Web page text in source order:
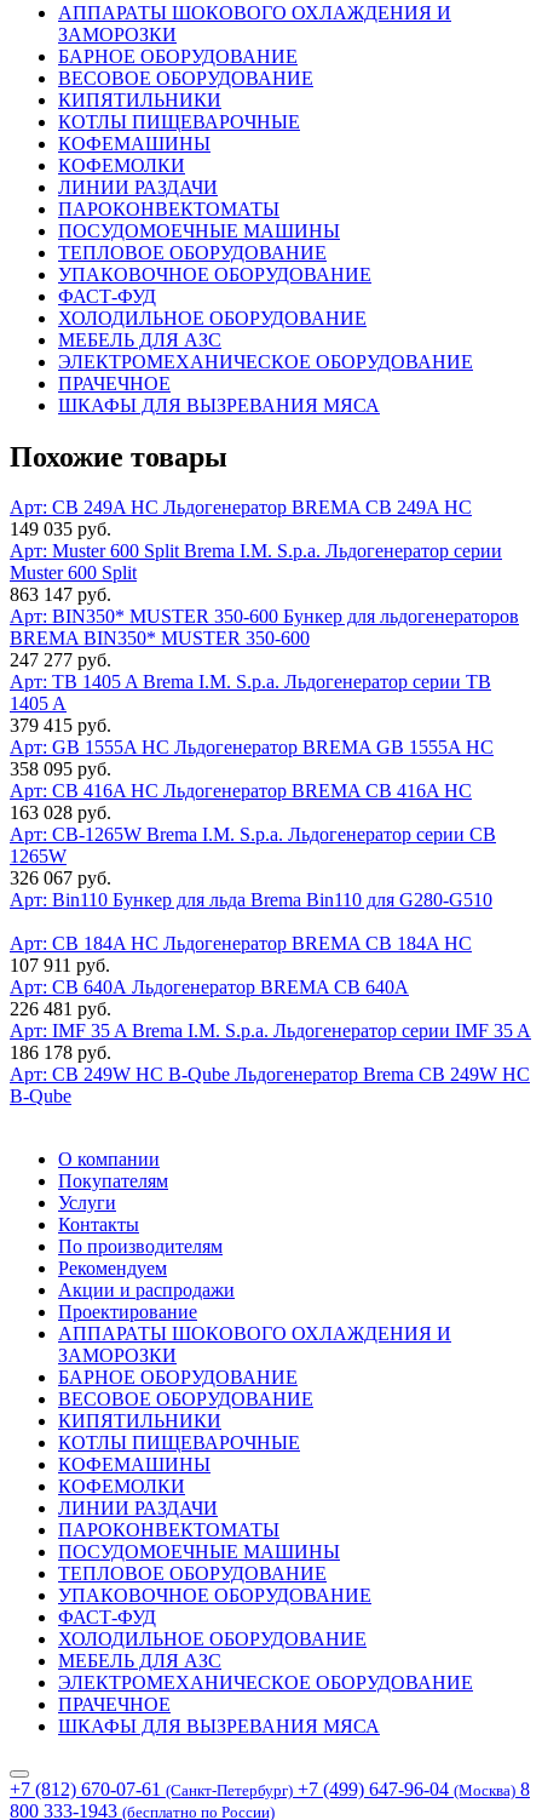
АППАРАТЫ ШОКОВОГО ОХЛАЖДЕНИЯ И
ЗАМОРОЗКИ
БАРНОЕ ОБОРУДОВАНИЕ
ВЕСОВОЕ ОБОРУДОВАНИЕ
КИПЯТИЛЬНИКИ
КОТЛЫ ПИЩЕВАРОЧНЫЕ
КОФЕМАШИНЫ
КОФЕМОЛКИ
ЛИНИИ РАЗДАЧИ
ПАРОКОНВЕКТОМАТЫ
ПОСУДОМОЕЧНЫЕ МАШИНЫ
ТЕПЛОВОЕ ОБОРУДОВАНИЕ
УПАКОВОЧНОЕ ОБОРУДОВАНИЕ
ФАСТ-ФУД
ХОЛОДИЛЬНОЕ ОБОРУДОВАНИЕ
МЕБЕЛЬ ДЛЯ АЗС
ЭЛЕКТРОМЕХАНИЧЕСКОЕ ОБОРУДОВАНИЕ
ПРАЧЕЧНОЕ
ШКАФЫ ДЛЯ ВЫЗРЕВАНИЯ МЯСА
Похожие товары
Арт: CB 249A HC Льдогенератор BREMA СВ 249A HC
149 035 руб.
Арт: Muster 600 SplitBrema I.M. S.p.a. Льдогенератор серии
Muster 600 Split
863 147 руб.
Арт: BIN350* MUSTER 350-600 Бункер для льдогенераторов
BREMA BIN350* MUSTER 350-600
247 277 руб.
Арт: TB 1405 ABrema I.M. S.p.a. Льдогенератор серии TB
1405 A
379 415 руб.
Арт: GВ 1555A HC Льдогенератор BREMA GВ 1555A HC
358 095 руб.
Арт: СВ 416A HC Льдогенератор BREMA СВ 416A HC
163 028 руб.
Арт: CB-1265W Brema I.M. S.p.a. Льдогенератор серии СВ
1265W
326 067 руб.
Арт: Bin110 Бункер для льда Brema Bin110 для G280-G510
Арт: CB 184A HC Льдогенератор BREMA CB 184A HC
107 911 руб.
Арт: CВ 640А Льдогенератор BREMA CВ 640А
226 481 руб.
Арт: IMF 35 ABrema I.M. S.p.a. Льдогенератор серии IMF 35 A
186 178 руб.
Арт: CB 249W HC B-Qube Льдогенератор Brema CB 249W HC
B-Qube
О компании
Покупателям
Услуги
Контакты
По производителям
Рекомендуем
Акции и распродажи
Проектирование
АППАРАТЫ ШОКОВОГО ОХЛАЖДЕНИЯ И
ЗАМОРОЗКИ
БАРНОЕ ОБОРУДОВАНИЕ
ВЕСОВОЕ ОБОРУДОВАНИЕ
КИПЯТИЛЬНИКИ
КОТЛЫ ПИЩЕВАРОЧНЫЕ
КОФЕМАШИНЫ
КОФЕМОЛКИ
ЛИНИИ РАЗДАЧИ
ПАРОКОНВЕКТОМАТЫ
ПОСУДОМОЕЧНЫЕ МАШИНЫ
ТЕПЛОВОЕ ОБОРУДОВАНИЕ
УПАКОВОЧНОЕ ОБОРУДОВАНИЕ
ФАСТ-ФУД
ХОЛОДИЛЬНОЕ ОБОРУДОВАНИЕ
МЕБЕЛЬ ДЛЯ АЗС
ЭЛЕКТРОМЕХАНИЧЕСКОЕ ОБОРУДОВАНИЕ
ПРАЧЕЧНОЕ
ШКАФЫ ДЛЯ ВЫЗРЕВАНИЯ МЯСА
+7 (812) 670-07-61 (Санкт-Петербург) +7 (499) 647-96-04 (Москва) 8
800 333-1943 (бесплатно по России)